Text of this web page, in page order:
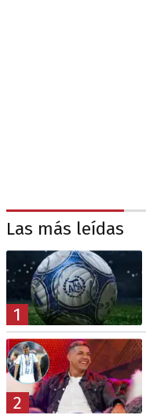
Las más leídas
1
2